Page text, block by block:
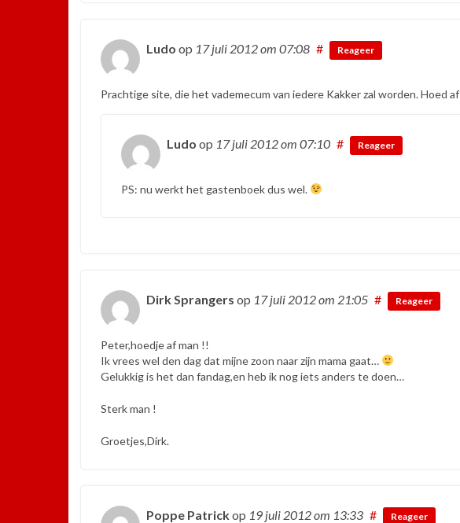
Ludo op 17 juli 2012om 07:08 # Reageer
Prachtige site, die het vademecum van iedere Kakker zal worden. Hoed
Ludo op 17 juli 2012om 07:10 # Reageer
PS: nu werkt het gastenboek dus wel.
Dirk Sprangers op 17 juli 2012om 21:05 # Reageer
Peter,hoedje af man !!
Ik vrees wel den dag dat mijne zoon naar zijn mama gaat…
Gelukkig is het dan fandag,en heb ik nog iets anders te doen…
Sterk man !
Groetjes,Dirk.
Poppe Patrickop 19 juli 2012om 13:33 # Reageer